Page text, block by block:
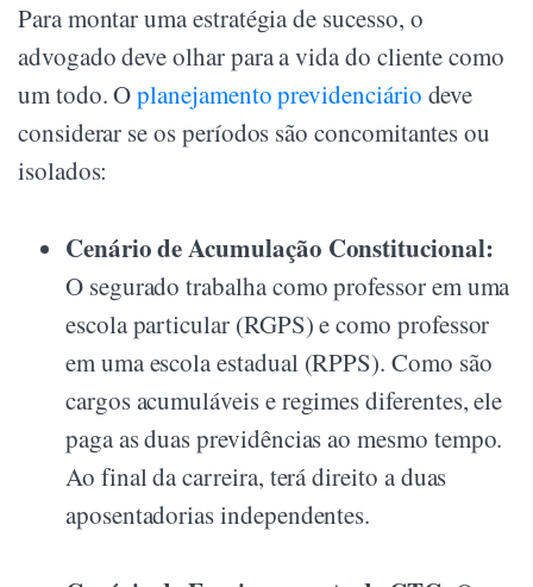
Para montar uma estratégia de sucesso, o
advogado deve olhar para a vida do cliente como
um todo. Oplanejamento previdenciário deve
considerar se os períodos são concomitantes ou
isolados:
Cenário de Acumulação Constitucional:
O segurado trabalha como professor em uma
escola particular (RGPS) e como professor
em uma escola estadual (RPPS). Como são
cargos acumuláveis e regimes diferentes, ele
paga as duas previdências ao mesmo tempo.
Ao final da carreira, terá direito a duas
aposentadorias independentes.